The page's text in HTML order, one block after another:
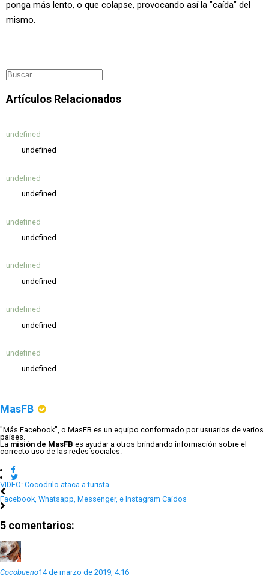
ponga más lento, o que colapse, provocando así la "caída" del
mismo.
Artículos Relacionados
undefined
undefined
undefined
undefined
undefined
undefined
undefined
undefined
undefined
undefined
undefined
undefined
MasFB
"Más Facebook", o MasFB es un equipo conformado por usuarios de varios
países.
La misión de MasFB es ayudar a otros brindando información sobre el
correcto uso de las redes sociales.
VIDEO: Cocodrilo ataca a turista
Facebook, Whatsapp, Messenger, e Instagram Caídos
5 comentarios:
Cocobueno14 de marzo de 2019, 4:16